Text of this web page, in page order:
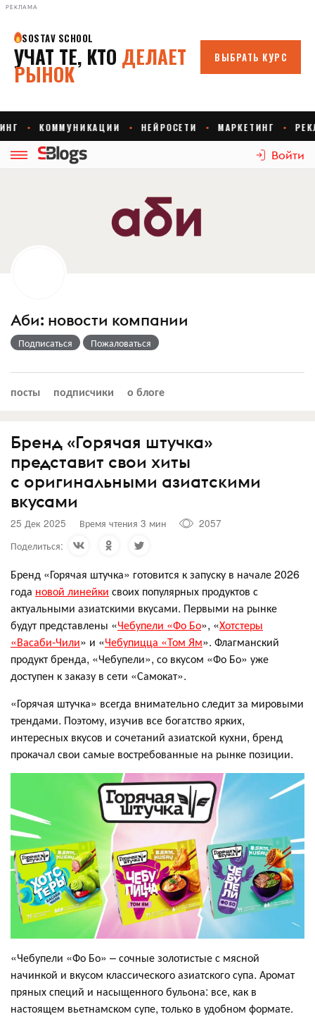
РЕКЛАМА
Войти
Аби: новости компании
Подписаться Пожаловаться
посты подписчики о блоге
Бренд «Горячая штучка»
представит свои хиты
с оригинальными азиатскими
вкусами
25 Дек 2025 Время чтения 3 мин
2057
Поделиться:
Бренд «Горячая штучка» готовится к запуску в начале 2026
года новой линейки своих популярных продуктов с
актуальными азиатскими вкусами. Первыми на рынке
будут представлены «Чебупели «Фо Бо», «Хотстеры
«Васаби-Чили» и «Чебупицца «Том Ям». Флагманский
продукт бренда, «Чебупели», со вкусом «Фо Бо» уже
доступен к заказу в сети «Самокат».
«Горячая штучка» всегда внимательно следит за мировыми
трендами. Поэтому, изучив все богатство ярких,
интересных вкусов и сочетаний азиатской кухни, бренд
прокачал свои самые востребованные на рынке позиции.
«Чебупели «Фо Бо» – сочные золотистые с мясной
начинкой и вкусом классического азиатского супа. Аромат
пряных специй и насыщенного бульона: все, как в
настоящем вьетнамском супе, только в удобном формате.